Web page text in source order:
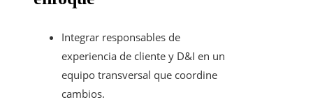
Integrar responsables de
experiencia de cliente y D&I en un
equipo transversal que coordine
cambios.